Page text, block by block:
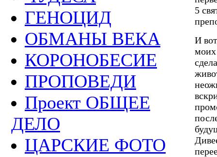
ГЕНОЦИД
ОБМАНЫ ВЕКА
КОРОНОБЕСИЕ
ПРОПОВЕДИ
Проект ОБЩЕЕ
ДЕЛО
ЦАРСКИЕ ФОТО
5
И
моих